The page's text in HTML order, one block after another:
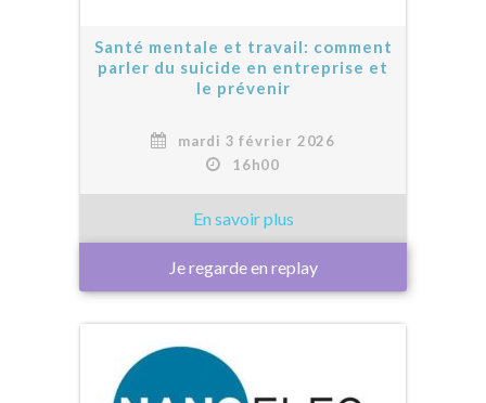
Santé mentale et travail: comment
parler du suicide en entreprise et
le prévenir
mardi 3 février 2026
16h00
Je regarde en replay